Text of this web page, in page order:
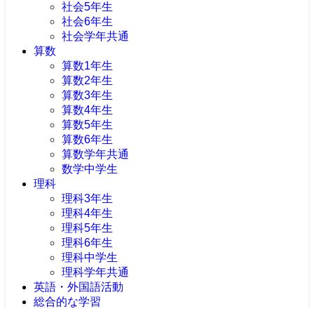
社会5年生
社会6年生
社会学年共通
算数
算数1年生
算数2年生
算数3年生
算数4年生
算数5年生
算数6年生
算数学年共通
数学中学生
理科
理科3年生
理科4年生
理科5年生
理科6年生
理科中学生
理科学年共通
英語・外国語活動
総合的な学習